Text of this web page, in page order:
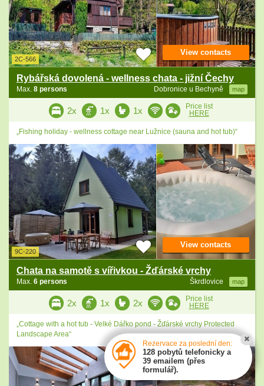
2C-566
Rybářská dovolená - wellness chata - jižní Čechy
Dobronice u Bechyně map
Max. 8 persons
View contacts
2x 1x 1x
Price list
HERE
„Fishing holiday - wellness cottage near Lužnice (sauna and hot tub)“
9C-220
Chata na samotě s vířivkou - Žďárské vrchy
Škrdlovice map
Max. 6 persons
View contacts
2x 1x 2x
Price list
HERE
„Cottage with a hot tub - Velké Dářko pond - Žďárské vrchy Protected
Landscape Area“
Rezervace za poslední den:
128 pobytů telefonicky a
39 emailem (přes
formulář).